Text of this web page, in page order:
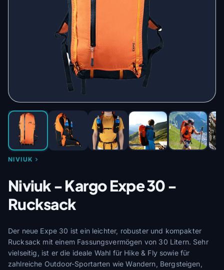
NIVIUK
Niviuk - Kargo Expe 30 -
Rucksack
Der neue Expe 30 ist ein leichter, robuster und kompakter
Rucksack mit einem Fassungsvermögen von 30 Litern. Sehr
vielseitig, ist er die ideale Wahl für Hike & Fly sowie für
zahlreiche Outdoor-Sportarten wie Wandern, Bergsteigen,